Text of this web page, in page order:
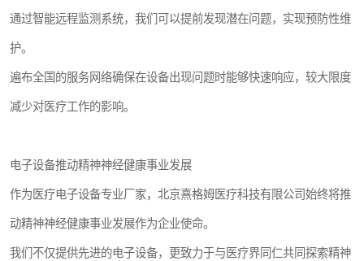
通过智能远程监测系统，我们可以提前发现潜在问题，实现预防性维
护。
遍布全国的服务网络确保在设备出现问题时能够快速响应，较大限度
减少对医疗工作的影响。
电子设备推动精神神经健康事业发展
作为医疗电子设备专业厂家，北京熹格姆医疗科技有限公司始终将推
动精神神经健康事业发展作为企业使命。
我们不仅提供先进的电子设备，更致力于与医疗界同仁共同探索精神